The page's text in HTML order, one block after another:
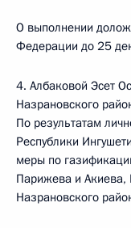
О выполнении
Федерации до 25
4. Албаковой Эсет
Назрановского
По результатам
Республики
меры по
Парижева и Акиева,
Назрановского